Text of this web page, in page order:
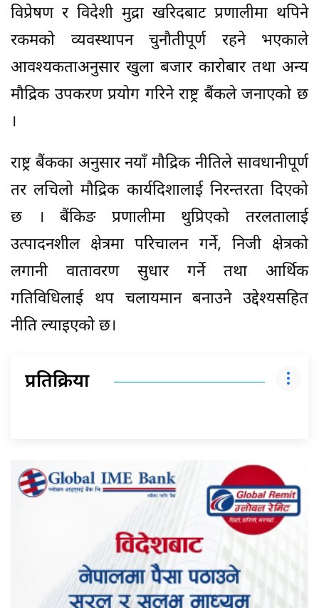
विप्रेषण र विदेशी मुद्रा खरिदबाट प्रणालीमा थपिने
रकमको व्यवस्थापन चुनौतीपूर्ण रहने भएकाले
आवश्यकताअनुसार खुला बजार कारोबार तथा अन्य
मौद्रिक उपकरण प्रयोग गरिने राष्ट्र बैंकले जनाएको छ
।
राष्ट्र बैंकका अनुसार नयाँ मौद्रिक नीतिले सावधानीपूर्ण
तर लचिलो मौद्रिक कार्यदिशालाई निरन्तरता दिएको
छ । बैंकिङ प्रणालीमा थुप्रिएको तरलतालाई
उत्पादनशील क्षेत्रमा परिचालन गर्ने, निजी क्षेत्रको
लगानी वातावरण सुधार गर्ने तथा आर्थिक
गतिविधिलाई थप चलायमान बनाउने उद्देश्यसहित
नीति ल्याइएको छ।
प्रतिक्रिया